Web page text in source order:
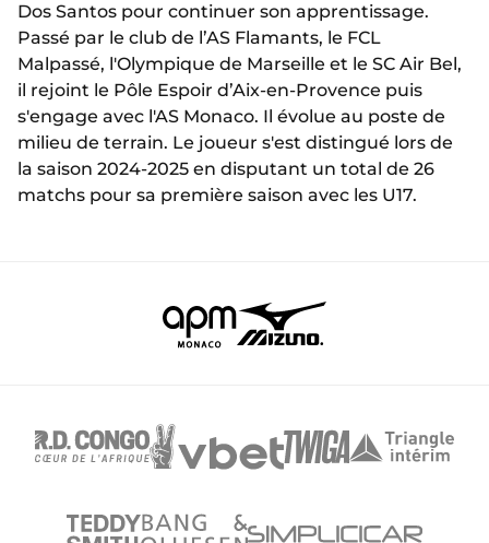
Dos Santos pour continuer son apprentissage.
Passé par le club de l’AS Flamants, le FCL
Malpassé, l'Olympique de Marseille et le SC Air Bel,
il rejoint le Pôle Espoir d’Aix-en-Provence puis
s'engage avec l'AS Monaco. Il évolue au poste de
milieu de terrain. Le joueur s'est distingué lors de
la saison 2024-2025 en disputant un total de 26
matchs pour sa première saison avec les U17.